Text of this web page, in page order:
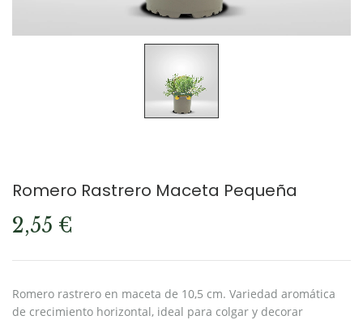
Romero Rastrero Maceta Pequeña
2,55 €
Romero rastrero en maceta de 10,5 cm. Variedad aromática
de crecimiento horizontal, ideal para colgar y decorar